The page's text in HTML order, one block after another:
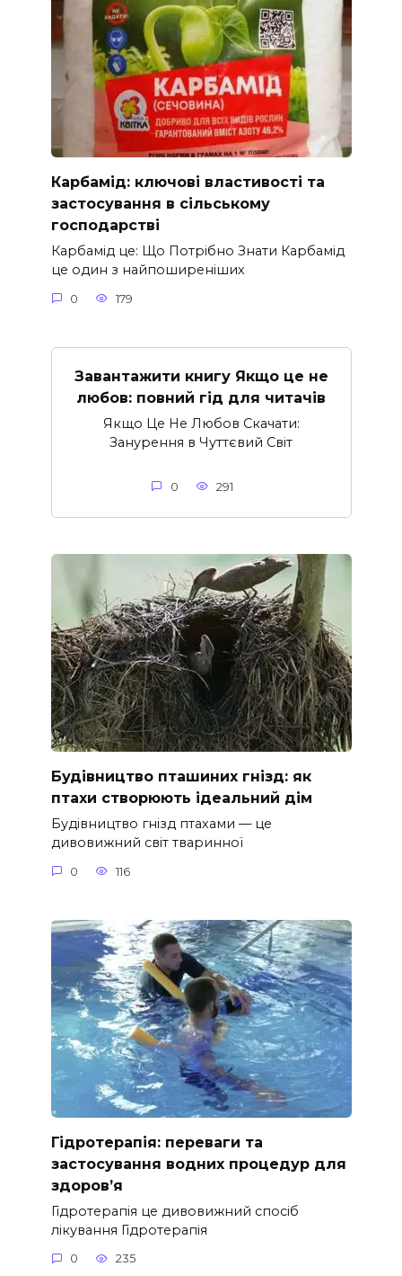
Карбамід: ключові властивості та
застосування в сільському
господарстві
Карбамід це: Що Потрібно Знати Карбамід
це один з найпоширеніших
0 179
Завантажити книгу Якщо це не
любов: повний гід для читачів
Якщо Це Не Любов Скачати:
Занурення в Чуттєвий Світ
0 291
Будівництво пташиних гнізд: як
птахи створюють ідеальний дім
Будівництво гнізд птахами — це
дивовижний світ тваринної
0 116
Гідротерапія: переваги та
застосування водних процедур для
здоров’я
Гідротерапія це дивовижний спосіб
лікування Гідротерапія
0 235